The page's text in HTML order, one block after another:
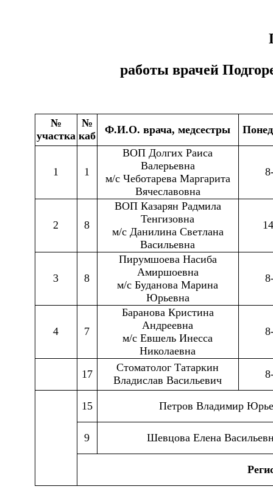
работы врачей
№
участка
№
каб
Ф.И.О. врача, медсестры
1 1
ВОП Долгих Раиса
Валерьевна
м/с Чеботарева Маргарита
Вячеславовна
2 8
ВОП Казарян Радмила
Тенгизовна
м/с Данилина Светлана
Васильевна
3 8
Пирумшоева Насиба
Амиршоевна
м/с Буданова Марина
Юрьевна
4 7
Баранова Кристина
Андреевна
м/с Евшель Инесса
Николаевна
17
Стоматолог Татаркин
Владислав Васильевич
15 Петров Владимир
9 Шевцова Елена